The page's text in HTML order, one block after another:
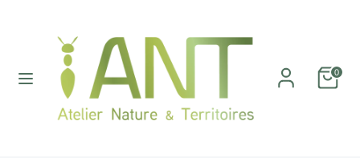
0
RechercheRechercher
sur
le